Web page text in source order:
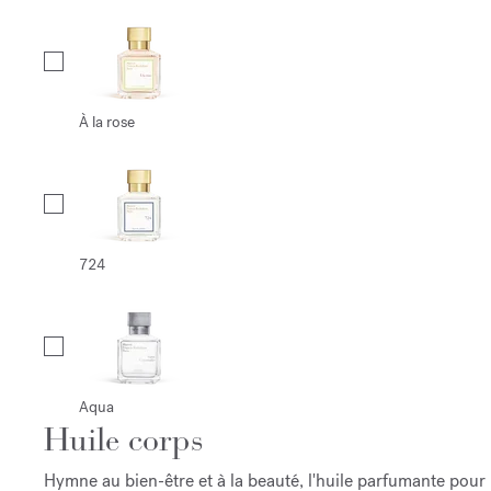
À la rose
724
Aqua
Huile corps
Hymne au bien-être et à la beauté, l'huile parfumante pour